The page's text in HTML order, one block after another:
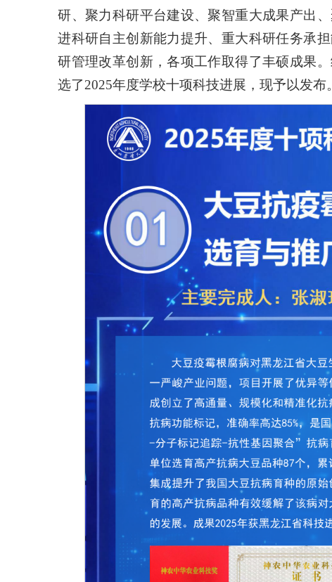
研、聚力科研平台建设、聚智重大成果产出
进科研自主创新能力提升、重大科研任务承
研管理改革创新，各项工作取得了丰硕成果
选了2025年度学校十项科技进展，现予以发布。